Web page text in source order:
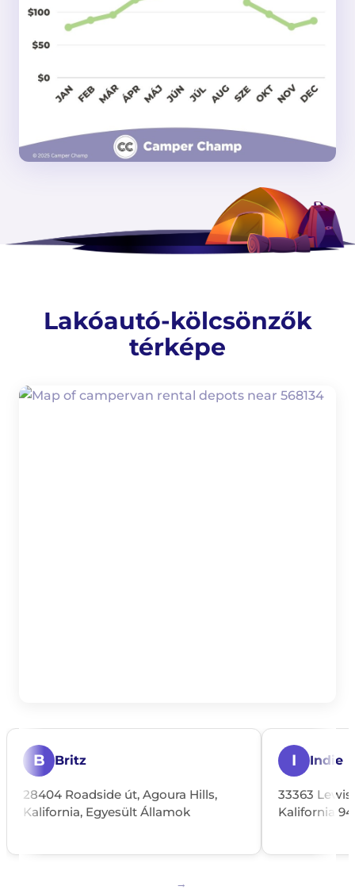
Lakóautó-kölcsönzők
térképe
B Britz
28404 Roadside út, Agoura Hills,
Kalifornia, Egyesült Államok
I Indie
33363
Kalifornia